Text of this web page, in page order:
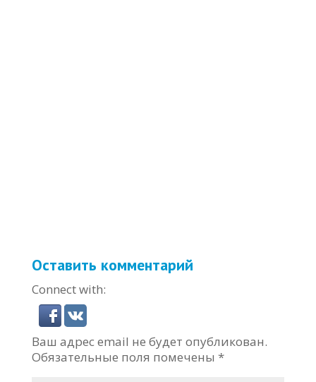
Оставить комментарий
Connect with:
Ваш адрес email не будет опубликован.
Обязательные поля помечены *